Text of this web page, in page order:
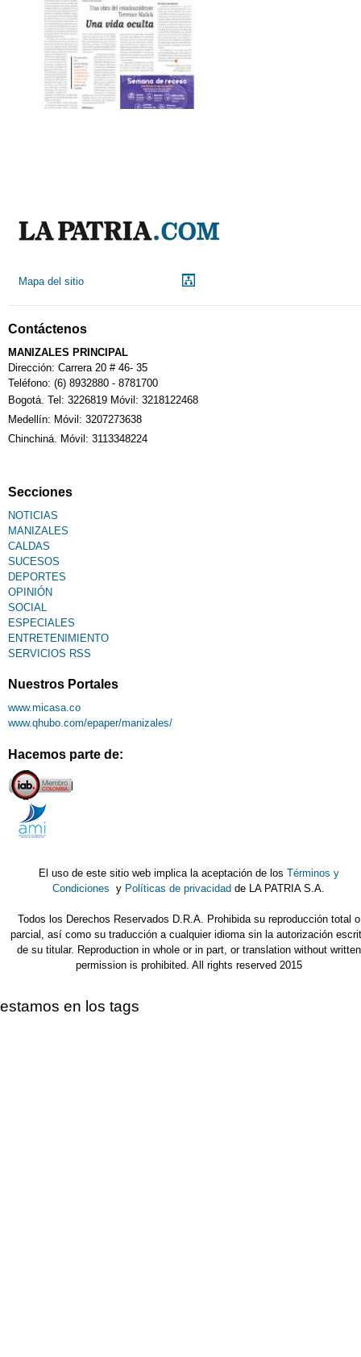
Mapa del sitio
Contáctenos
MANIZALES PRINCIPAL
Dirección: Carrera 20 # 46- 35
Teléfono: (6) 8932880 - 8781700
Bogotá. Tel: 3226819 Móvil: 3218122468
Medellín: Móvil: 3207273638
Chinchiná. Móvil: 3113348224
Secciones
NOTICIAS
MANIZALES
CALDAS
SUCESOS
DEPORTES
OPINIÓN
SOCIAL
ESPECIALES
ENTRETENIMIENTO
SERVICIOS RSS
Nuestros Portales
www.micasa.co
www.qhubo.com/epaper/manizales/
Hacemos parte de:
El uso de este sitio web implica la aceptación de los Términos y
Condiciones y Políticas de privacidad de LA PATRIA S.A.
Todos los Derechos Reservados D.R.A. Prohibida su reproducción total o
parcial, así como su traducción a cualquier idioma sin la autorización
de su titular. Reproduction in whole or in part, or translation without written
permission is prohibited. All rights reserved 2015
estamos en los tags